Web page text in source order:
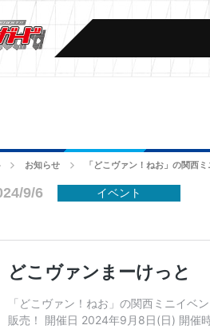
ホームお知らせ 「どこヴァン！ねお」の関西
9/6 イベント